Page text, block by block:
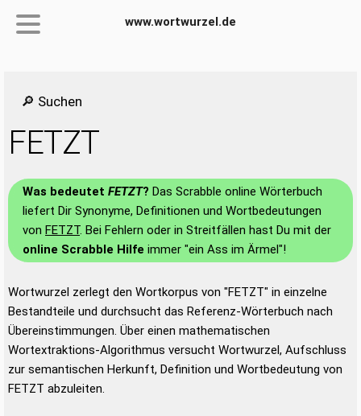
www.wortwurzel.de
🔎 Suchen
FETZT
Was bedeutet FETZT? Das Scrabble online Wörterbuch
liefert Dir Synonyme, Definitionen und Wortbedeutungen
von FETZT. Bei Fehlern oder in Streitfällen hast Du mit der
online Scrabble Hilfe immer "ein Ass im Ärmel"!
Wortwurzel zerlegt den Wortkorpus von "FETZT" in einzelne
Bestandteile und durchsucht das Referenz-Wörterbuch nach
Übereinstimmungen. Über einen mathematischen
Wortextraktions-Algorithmus versucht Wortwurzel, Aufschluss
zur semantischen Herkunft, Definition und Wortbedeutung von
FETZT abzuleiten.